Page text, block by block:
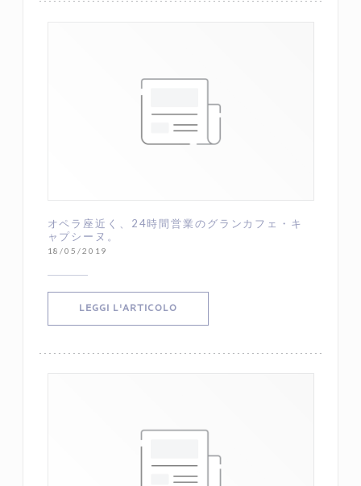
オペラ座近く、24時間営業のグランカフェ・キ
ャプシーヌ。
18/05/2019
LEGGI L'ARTICOLO((APRE UNA NUOVA FINESTRA))